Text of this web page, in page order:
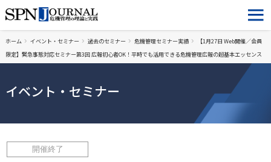
ホーム イベント・セミナー 過去のセミナー 危機管理セミナー実績
【1月27日 Web開催／会員
限定】緊急事態対応セミナー第3回 広報初心者OK！平時でも活用できる危機管理広報の超基本エッセンス
イベント・セミナー
開催終了